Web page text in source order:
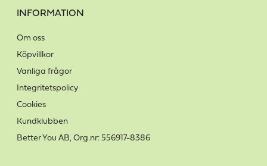
INFORMATION
Om oss
Köpvillkor
Vanliga frågor
Integritetspolicy
Cookies
Kundklubben
Better You AB, Org.nr: 556917-8386